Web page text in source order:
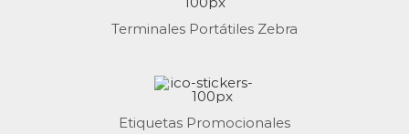
Terminales Portátiles Zebra
Etiquetas Promocionales